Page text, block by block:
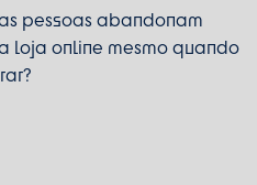
pessoas abandonam
loja online mesmo quando